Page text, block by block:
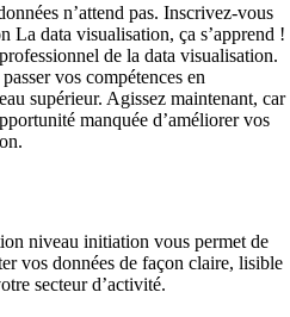
n’attend pas. Inscrivez-vous
La data visualisation, ça s’apprend !
de la data visualisation.
vos compétences en
supérieur. Agissez maintenant, car
manquée d’améliorer vos
niveau initiation vous permet de
vos données de façon claire, lisible
secteur d’activité.